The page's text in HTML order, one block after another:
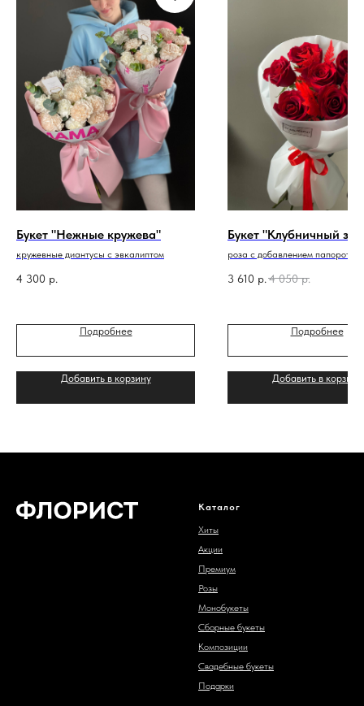
Букет "Нежные кружева"
кружевные диантусы с эвкалиптом
4 300 р.
Подробнее
Добавить в корзину
Букет "Клубничный
роза с добавлением
3 610 р. 4 050 р.
Подробнее
Добавить в корзину
Каталог
Хиты
Акции
Премиум
Розы
Монобукеты
Сборные букеты
Композиции
Свадебные букеты
Подарки